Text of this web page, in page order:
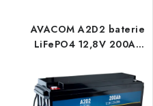
AVACOM A2D2 baterie
LiFePO4 12,8V 200Ah
M8B3 Avacom